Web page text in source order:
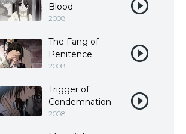
Blood
2008
The Fang of
Penitence
2008
Trigger of
Condemnation
2008